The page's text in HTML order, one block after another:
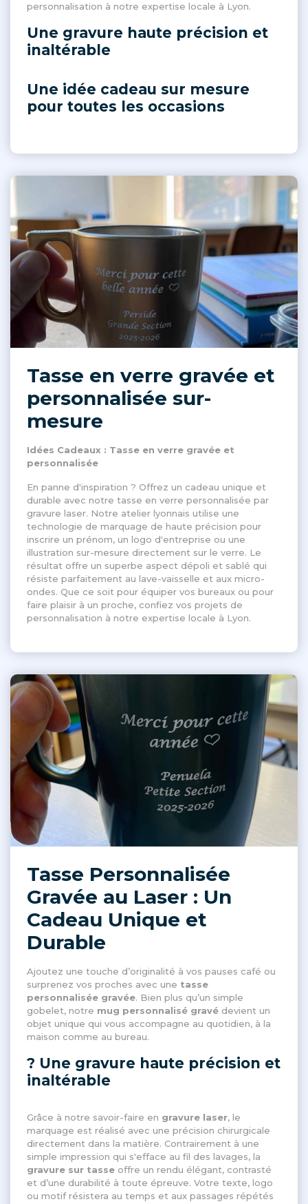
personnalisation à notre expertise locale à Lyon.
Une gravure haute précision et
inaltérable
Une idée cadeau sur mesure
pour toutes les occasions
Tasse en verre gravée et
personnalisée sur-
mesure
Idées Cadeaux : Tasse en verre gravée et
personnalisée
En panne d'inspiration ? Offrez un cadeau unique et
durable avec notre tasse en verre personnalisée par
gravure laser. Notre atelier lyonnais utilise une
technologie de marquage de haute précision pour
inscrire un prénom, un logo d'entreprise ou une
illustration sur-mesure directement sur le verre. Le
résultat offre un superbe aspect dépoli et sablé qui
résiste parfaitement au lave-vaisselle et aux micro-
ondes. Que ce soit pour équiper vos bureaux ou pour
faire plaisir à un proche, confiez vos projets de
personnalisation à notre expertise locale à Lyon.
Tasse Personnalisée
Gravée au Laser : Un
Cadeau Unique et
Durable
Ajoutez une touche d’originalité à vos pauses café ou
surprenez vos proches avec une tasse
personnalisée gravée. Bien plus qu’un simple
gobelet, notre mug personnalisé gravé devient un
objet unique qui vous accompagne au quotidien, à la
maison comme au bureau.
? Une gravure haute précision et
inaltérable
Grâce à notre savoir-faire en gravure laser, le
marquage est réalisé avec une précision chirurgicale
directement dans la matière. Contrairement à une
simple impression qui s'efface au fil des lavages, la
gravure sur tasse offre un rendu élégant, contrasté
et d’une durabilité à toute épreuve. Votre texte, logo
ou motif résistera au temps et aux passages répétés